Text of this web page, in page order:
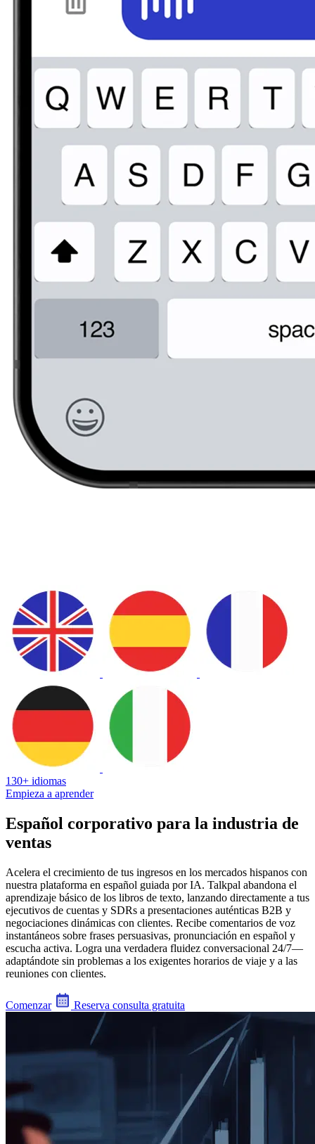
130+ idiomas
Empieza a aprender
Español corporativo para la industria de
ventas
Acelera el crecimiento de tus ingresos en los mercados hispanos con
nuestra plataforma en español guiada por IA. Talkpal abandona el
aprendizaje básico de los libros de texto, lanzando directamente a tus
ejecutivos de cuentas y SDRs a presentaciones auténticas B2B y
negociaciones dinámicas con clientes. Recibe comentarios de voz
instantáneos sobre frases persuasivas, pronunciación en español y
escucha activa. Logra una verdadera fluidez conversacional 24/7—
adaptándote sin problemas a los exigentes horarios de viaje y a las
reuniones con clientes.
Comenzar Reserva consulta gratuita